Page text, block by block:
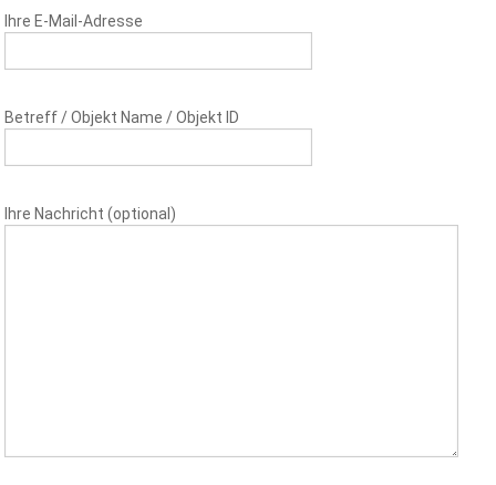
Ihre E-Mail-Adresse
Betreff / Objekt Name / Objekt ID
Ihre Nachricht (optional)